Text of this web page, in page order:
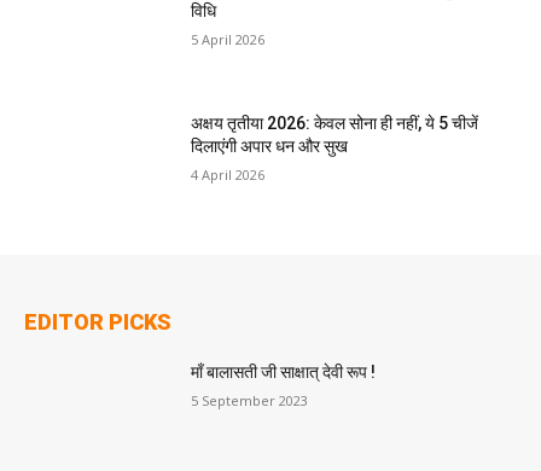
विधि
5 April 2026
अक्षय तृतीया 2026: केवल सोना ही नहीं, ये 5 चीजें
दिलाएंगी अपार धन और सुख
4 April 2026
EDITOR PICKS
माँ बालासती जी साक्षात् देवी रूप !
5 September 2023